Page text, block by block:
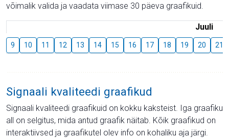
võimalik valida ja vaadata viimase 30 päeva graafikuid.
Juuli
9 10 11 12 13 14 15 16 17 18 19 20 21
Signaali kvaliteedi graafikud
Signaali kvaliteedi graafikuid on kokku kaksteist. Iga graafiku
all on selgitus, mida antud graafik näitab. Kõik graafikud on
interaktiivsed ja graafikutel olev info on kohaliku aja järgi.